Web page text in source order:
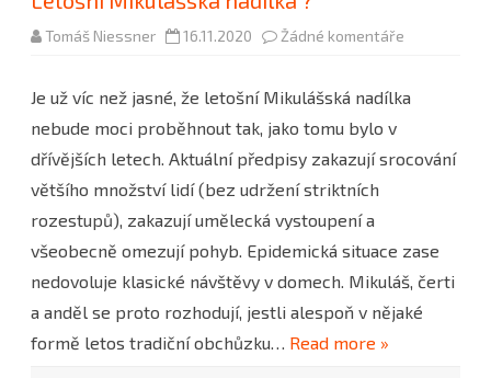
Tomáš Niessner 16.11.2020 Žádné komentáře
Letošní
Je už víc než jasné, že letošní Mikulášská nadílka
nebude moci proběhnout tak, jako tomu bylo v
dřívějších letech. Aktuální předpisy zakazují srocování
většího množství lidí (bez udržení striktních
rozestupů), zakazují umělecká vystoupení a
všeobecně omezují pohyb. Epidemická situace zase
nedovoluje klasické návštěvy v domech. Mikuláš, čerti
a anděl se proto rozhodují, jestli alespoň v nějaké
formě letos tradiční obchůzku… Read more »